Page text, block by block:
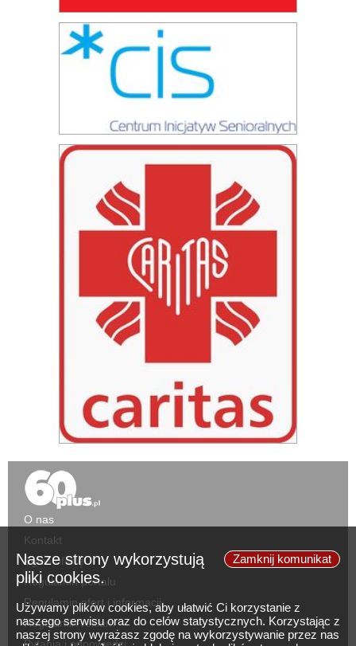
Zamknij komunikat
Nasze strony wykorzystują
pliki cookies.
Używamy plików cookies, aby ułatwić Ci korzystanie z
naszego serwisu oraz do celów statystycznych. Korzystając z
naszej strony wyrażasz zgodę na wykorzystywanie przez nas
O nas
Kontakt
Zgłoś ofertę
Regulamin portalu
Regulamin ofert i informacji
Regulamin reklam